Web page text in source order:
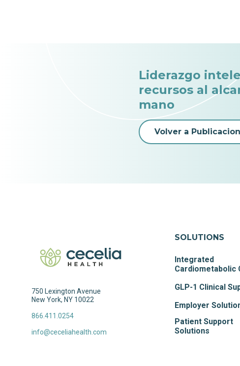
Liderazgo
recursos al
mano
Volver a
750 Lexington Avenue
New York, NY 10022
866.411.0254
info@ceceliahealth.com
SOLUTIONS
Integrated
Cardiometabolic
GLP-1 Clinical
Employer
Patient Support
Solutions